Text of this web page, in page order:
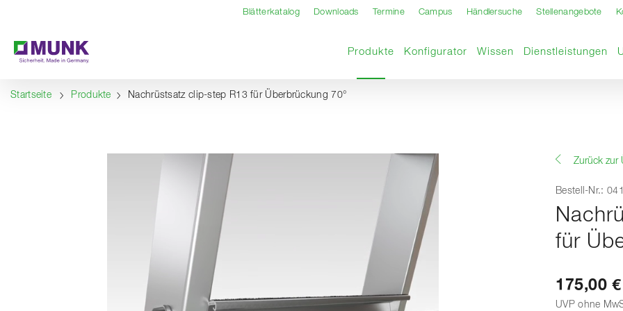
Blätterkatalog Downloads Termine Campus Händlersuche Stellenangebote
Produkte Aktuelle Seite
Konfigurator Wissen Dienstleistungen
Startseite Produkte Nachrüstsatz clip-step R13 für Überbrückung 70°
Zurück zur
Bestell-Nr.:
für
175,00 €
UVP ohne